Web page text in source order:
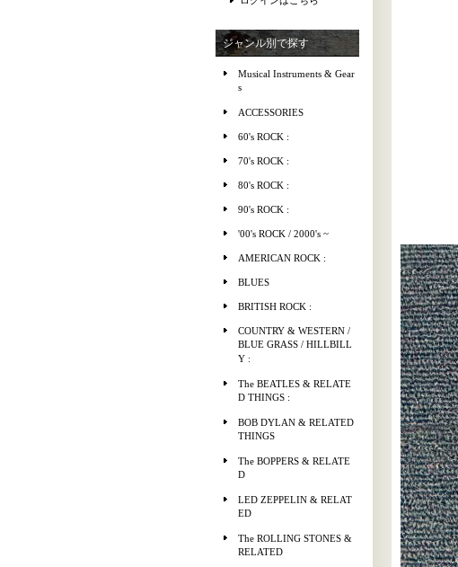
ジャンル別で探す
Musical Instruments & Gear
s
ACCESSORIES
60's ROCK :
70's ROCK :
80's ROCK :
90's ROCK :
'00's ROCK / 2000's ~
AMERICAN ROCK :
BLUES
BRITISH ROCK :
COUNTRY & WESTERN /
BLUE GRASS / HILLBILL
Y :
The BEATLES & RELATE
D THINGS :
BOB DYLAN & RELATED
THINGS
The BOPPERS & RELATE
D
LED ZEPPELIN & RELAT
ED
The ROLLING STONES &
RELATED